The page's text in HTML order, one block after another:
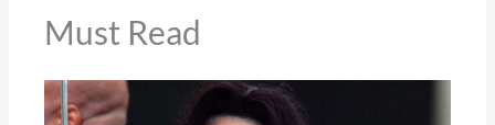
Must Read